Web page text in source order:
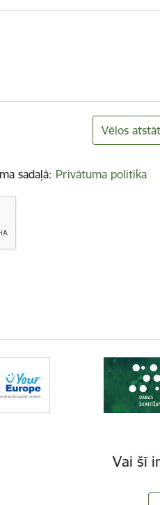
Vēlos
sadaļā: Privātuma politika
Vai šī